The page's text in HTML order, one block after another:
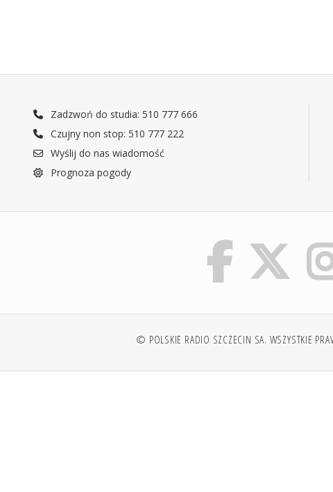
Zadzwoń do studia: 510 777 666
Czujny non stop: 510 777 222
Wyślij do nas wiadomość
Prognoza pogody
© POLSKIE RADIO SZCZECIN SA. WSZYSTKIE